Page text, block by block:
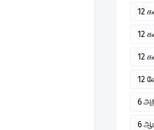
12
12
12
12
6
6